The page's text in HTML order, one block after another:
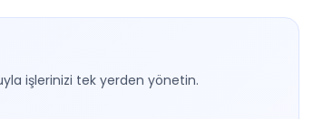
işlerinizi tek yerden yönetin.